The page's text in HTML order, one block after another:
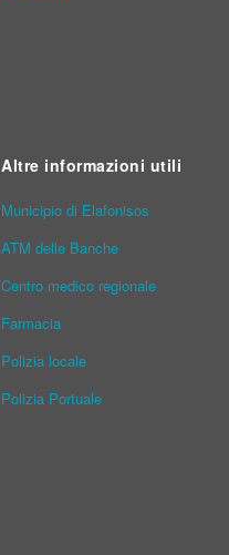
Altre informazioni utili
Municipio di Elafonisos
ATM delle Banche
Centro medico regionale
Farmacia
Polizia locale
Polizia Portuale